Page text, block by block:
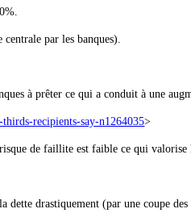
par les banques).
à prêter ce qui a conduit à une
recipients-say-n1264035>
de faillite est faible ce qui valorise
drastiquement (par une coupe